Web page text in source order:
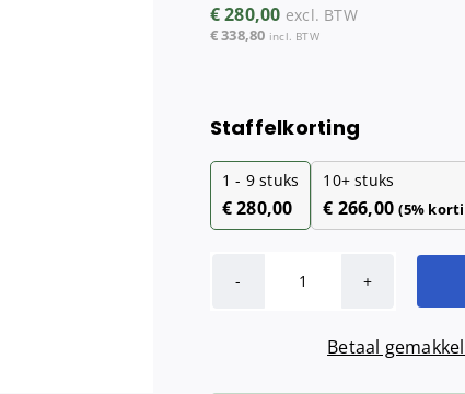
Maandverband- &
€280,00 excl. BTW
€338,80 incl. BTW
Staffelkorting
1 - 9stuks
€280,00
10+ stuks
€ 266,00 (5%
Afvalbak
Betaal